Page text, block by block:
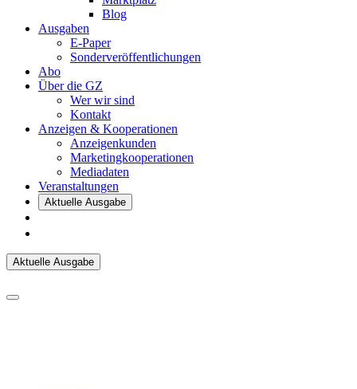
Blog
Ausgaben
E-Paper
Sonderveröffentlichungen
Abo
Über die GZ
Wer wir sind
Kontakt
Anzeigen & Kooperationen
Anzeigenkunden
Marketingkooperationen
Mediadaten
Veranstaltungen
Aktuelle Ausgabe
Aktuelle Ausgabe